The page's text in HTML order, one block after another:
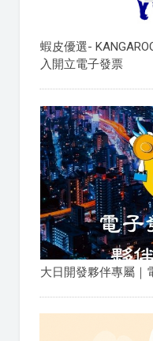
蝦皮優選-
入開立電子發票
大日開發夥伴專屬｜